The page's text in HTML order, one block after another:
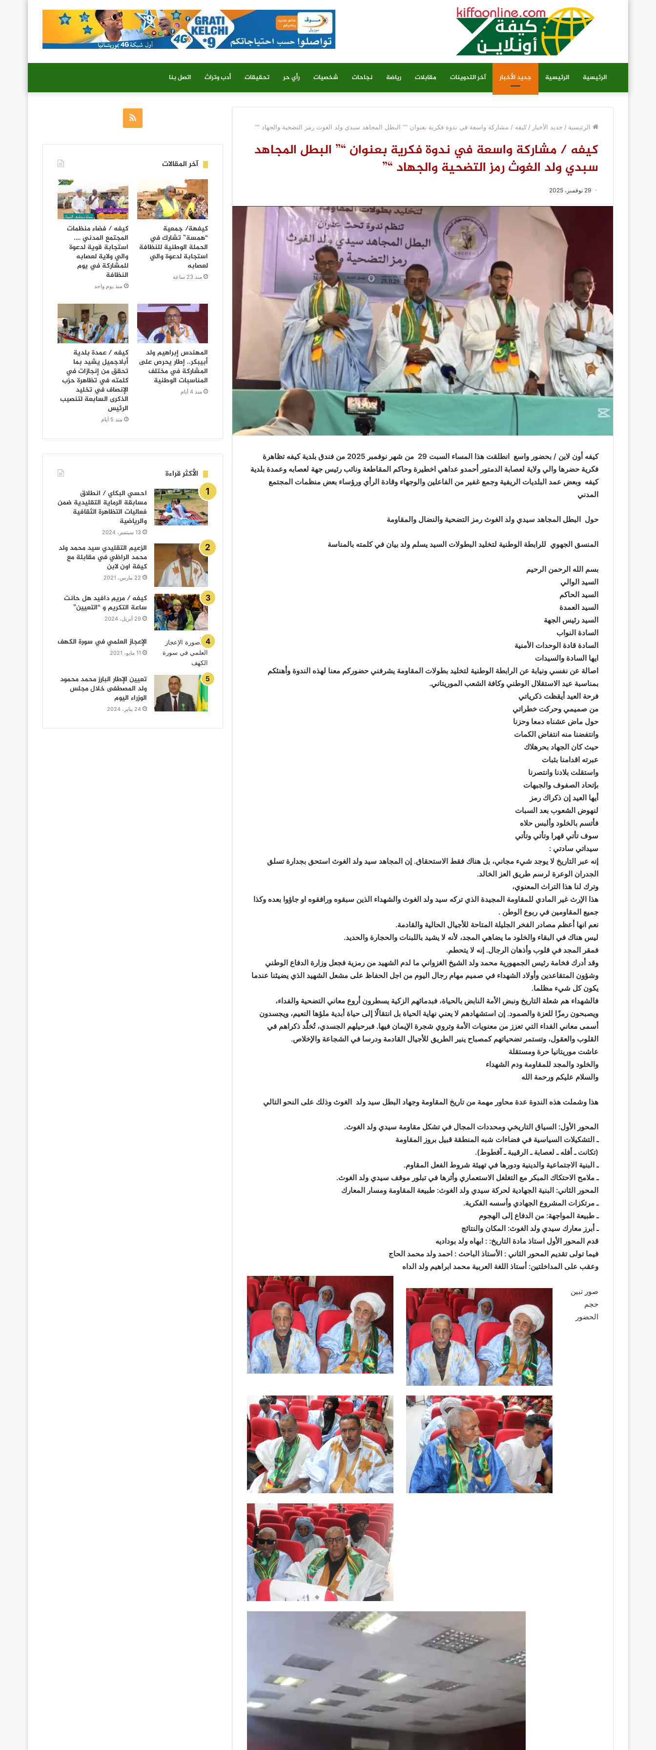
الرئيسية الرئيسية جديد الأخبار آخر التدوينات مقابلات رياضة نجاحات شخصيات رأي حر تحقيقات أدب وتراث اتصل بنا
الرئيسية / جديد الأخبار / كيفه / مشاركة واسعة في ندوة فكرية بعنوان “” البطل المجاهد سبدي ولد الغوث رمز التضحية والجهاد “”
كيفه / مشاركة واسعة في ندوة فكرية بعنوان “” البطل المجاهد
سبدي ولد الغوث رمز التضحية والجهاد “”
29 نوفمبر، 2025
كيفه أون لاين / بحضور واسع انطلقت هذا المساء السبت 29 من شهر نوفمبر 2025 من فندق بلدية كيفه تظاهرة
فكرية حضرها والي ولاية لعصابة الدمتور أحمدو عداهي اخطيرة وحاكم المقاطعة ونائب رئيس جهة لعصابه وعمدة بلدية
كيفه وبعض عمد البلديات الريفية وجمع غفير من الفاعلين والوجهاء وقادة الرأي ورؤساء بعض منظمات المجتمع
المدني
حول البطل المجاهد سيدي ولد الغوث رمز التضحية والنضال والمقاومة
المنسق الجهوي للرابطة الوطنية لتخليد البطولات السيد يسلم ولد بيان في كلمته بالمناسة
بسم الله الرحمن الرحيم
السيد الوالي
السيد الحاكم
السيد العمدة
السيد رئيس الجهة
السادة النواب
السادة قادة الوحدات الأمنية
ايها السادة والسيدات
اصالة عن نفسي ونيابة عن الرابطة الوطنية لتخليد بطولات المقاومة يشرفني حضوركم معنا لهذه الندوة وأهنئكم
بمناسبة عيد الاستقلال الوطني وكافة الشعب الموريتاني.
فرحة العيد أيقظت ذكرياتي
من صميمي وحركت خطراتي
حول ماض عشناه دمعا وحزنا
وانتفضنا منه انتفاض الكمات
حيث كان الجهاد بحرهلاك
عبرته اقدامنا بثبات
واستقلت بلادنا وانتصرنا
بإتحاد الصفوف والجبهات
أيها العيد إن ذكراك رمز
لنهوض الشعوب بعد السبات
فأتسم بالخلود وألبس حلاه
سوف تأتي قهرا وتأتي وتأتي
سيداتي سادتي :
إنه عبر التاريخ لا يوجد شيء مجاني، بل هناك فقط الاستحقاق. إن المجاهد سيد ولد الغوث استحق بجدارة تسلق
الجدران الوعرة لرسم طريق العز الخالد.
وترك لنا هذا التراث المعنوي،
هذا الإرث غير المادي للمقاومة المجيدة الذي تركه سيد ولد الغوث والشهداء الذين سبقوه ورافقوه او جاؤوا بعده وكذا
جميع المقاومين في ربوع الوطن .
نعم انها أعظم مصادر الفخر الجليلة المتاحة للأجيال الحالية والقادمة.
ليس هناك في البقاء والخلود ما يضاهي المجد، لأنه لا يشيد باللبنات والحجارة والحديد.
فمقر المجد في قلوب وأذهان الرجال. إنه لا يتحطم.
وقد أدرك فخامة رئيس الجمهورية محمد ولد الشيخ الغزواني ما لدم الشهيد من رمزية فجعل وزارة الدفاع الوطني
وشؤون المتقاعدين وأولاد الشهداء في صميم مهام رجال اليوم من اجل الحفاظ على مشعل الشهيد الذي يضيئنا عندما
يكون كل شيء مظلما.
فالشهداء هم شعلة التاريخ ونبض الأمة النابض بالحياة، فبدمائهم الزكية يسطرون أروع معاني التضحية والفداء،
ويصبحون رمزًا للعزة والصمود. إن استشهادهم لا يعني نهاية الحياة بل انتقالًا إلى حياة أبدية ملؤها النعيم، ويجسدون
أسمى معاني الفداء التي تعزز من معنويات الأمة وتروي شجرة الإيمان فيها. فبرحيلهم الجسدي، تُخلَّد ذكراهم في
القلوب والعقول، وتستمر تضحياتهم كمصباح ينير الطريق للأجيال القادمة ودرسا في الشجاعة والإخلاص.
عاشت موريتانيا حرة ومستقلة
والخلود والمجد للمقاومة ودم الشهداء
والسلام عليكم ورحمة الله
هذا وشملت هذه الندوة عدة محاور مهمة من تاريخ المقاومة وجهاد البطل سيد ولد الغوث وذلك على النحو التالي
المحور الأول: السياق التاريخي ومحددات المجال في تشكل مقاومة سيدي ولد الغوث.
ـ التشكيلات السياسية في فضاءات شبه المنطقة قبيل بروز المقاومة
(تكانت ـ أفله ـ لعصابة ـ الرقيبة ـ آفطوط).
ـ البنية الاجتماعية والدينية ودورها في تهيئة شروط الفعل المقاوم.
ـ ملامح الاحتكاك المبكر مع التغلغل الاستعماري وأثرها في تبلور موقف سيدي ولد الغوث.
المحور الثاني: البنية الجهادية لحركة سيدي ولد الغوث: طبيعة المقاومة ومسار المعارك
ـ مرتكزات المشروع الجهادي وأسسه الفكرية.
ـ طبيعة المواجهة: من الدفاع إلى الهجوم
ـ أبرز معارك سيدي ولد الغوث: المكان والنتائج
قدم المحور الأول استاذ مادة التاريخ: : ابهاه ولد بوداديه
فيما تولى تقديم المحور الثاني : الأستاذ الباحث : احمد ولد محمد الحاج
وعقب على المداخلتين: أستاذ اللغة العربية محمد ابراهيم ولد الداه
صور تبين
حجم
الحضور
ملخص
آخر المقالات
كيفهة/ جمعية
“همسة” تشارك في
الحملة الوطنية للنظافة
استجابة لدعوة والي
لعصابه
منذ 23 ساعة
كيفه / فضاء منظمات
المجتمع المدني ….
استجابة قوية لدعوة
والي ولاية لعصابه
للمشاركة في يوم
النظافة
منذ يوم واحد
المهندس إبراهيم ولد
أبيبكر.. إطار يحرص على
المشاركة في مختلف
المناسبات الوطنية
منذ 4 أيام
كيفه / عمدة بلدية
أبلاجميل يشيد بما
تحقق من إنجازات في
كلمته في تظاهرة حزب
الإنصاف في تخليد
الذكرى السابعة لتنصيب
الرئيس
منذ 5 أيام
الأكثر قراءة
احسي البكاي / انطلاق
مسابقة الرماية التقليدية ضمن
فعاليات التظاهرة الثقافية
والرياضية
13 سبتمبر، 2024
الزعيم التقليدي سيد محمد ولد
محمد الراظي في مقابلة مع
كيفة اون لابن
22 مارس، 2021
كيفه / مريم دافيد هل حانت
ساعة التكريم و “التعيين”
29 أبريل، 2024
الإعجاز العلمي في سورة الكهف
11 مايو، 2021
تعيين الإطار البارز محمد محمود
ولد المصطفى خلال مجلس
الوزراء اليوم
24 يناير، 2024